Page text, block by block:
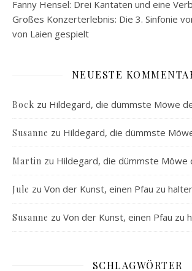
Fanny Hensel: Drei Kantaten und eine
Großes Konzerterlebnis: Die 3. Sinfonie
von Laien gespielt
NEUESTE
Bock zu Hildegard, die dümmste Möwe
Susanne zu Hildegard, die dümmste
Martin zu Hildegard, die dümmste Möwe
Jule zu Von der Kunst, einen Pfau zu
Susanne zu Von der Kunst, einen Pfau zu
SCHLAGWÖRTER